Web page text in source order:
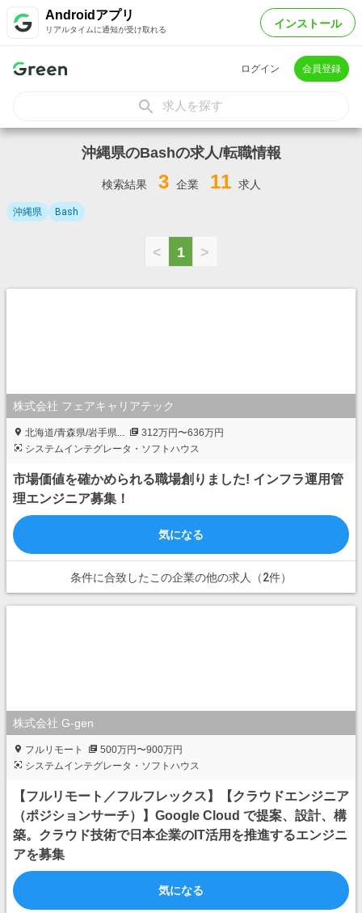
Androidアプリ
リアルタイムに通知が受け取れる インストール
ログイン 会員登録
求人を探す
沖縄県のBashの求人/転職情報
検索結果 3 企業 11 求人
沖縄県 Bash
< 1 >
株式会社 フェアキャリアテック
北海道/青森県/岩手県...
312万円〜636万円
システムインテグレータ・ソフトハウス
市場価値を確かめられる職場創りました! インフラ運用管
理エンジニア募集！
気になる
条件に合致したこの企業の他の求人（2件）
株式会社 G-gen
フルリモート
500万円〜900万円
システムインテグレータ・ソフトハウス
【フルリモート／フルフレックス】【クラウドエンジニア
（ポジションサーチ）】Google Cloud で提案、設計、構
築。クラウド技術で日本企業のIT活用を推進するエンジニ
アを募集
気になる